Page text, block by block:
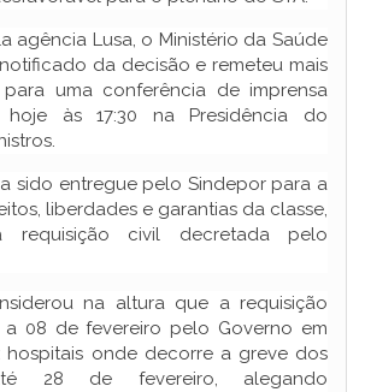
agência Lusa, o Ministério da Saúde
da decisão e remeteu mais
para uma conferência de imprensa
hoje às 17:30 na Presidência do
sido entregue pelo Sindepor para a
liberdades e garantias da classe,
requisição civil decretada pelo
na altura que a requisição
a 08 de fevereiro pelo Governo em
onde decorre a greve dos
28 de fevereiro, alegando